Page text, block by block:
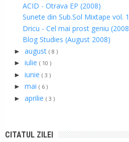
ACID - Otrava EP (2008)
Sunete din Sub.Sol Mixtape vol.
Dricu - Cel mai prost geniu
Blog Studies (August 2008)
► august ( 8 )
► iulie ( 10 )
► iunie ( 3 )
► mai ( 6 )
► aprilie ( 3 )
CITATUL ZILEI